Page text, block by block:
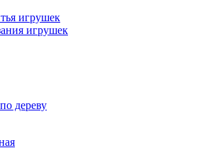
игрушек
игрушек
дереву